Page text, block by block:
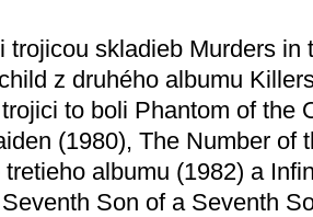
trojicou skladieb Murders in
z druhého albumu
to boli Phantom of the
(1980), The Number of
albumu (1982) a
Son of a Seventh